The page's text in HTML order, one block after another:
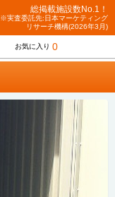
総掲載施設数No.1！
※実査委託先:日本マーケティング
リサーチ機構(2026年3月)
お気に入り 0